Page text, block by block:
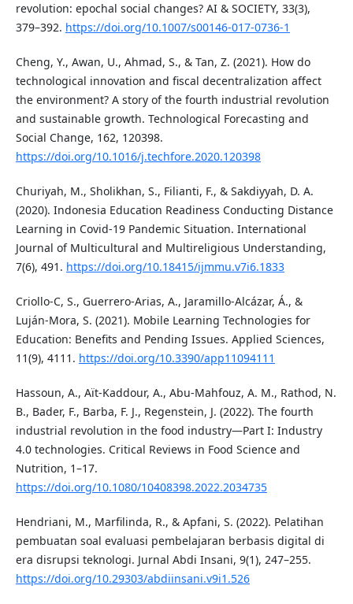
revolution: epochal social changes? AI & SOCIETY, 33(3),
379–392. https://doi.org/10.1007/s00146-017-0736-1
Cheng, Y., Awan, U., Ahmad, S., & Tan, Z. (2021). How do
technological innovation and fiscal decentralization affect
the environment? A story of the fourth industrial revolution
and sustainable growth. Technological Forecasting and
Social Change, 162, 120398.
https://doi.org/10.1016/j.techfore.2020.120398
Churiyah, M., Sholikhan, S., Filianti, F., & Sakdiyyah, D. A.
(2020). Indonesia Education Readiness Conducting Distance
Learning in Covid-19 Pandemic Situation. International
Journal of Multicultural and Multireligious Understanding,
7(6), 491. https://doi.org/10.18415/ijmmu.v7i6.1833
Criollo-C, S., Guerrero-Arias, A., Jaramillo-Alcázar, Á., &
Luján-Mora, S. (2021). Mobile Learning Technologies for
Education: Benefits and Pending Issues. Applied Sciences,
11(9), 4111. https://doi.org/10.3390/app11094111
Hassoun, A., Aït-Kaddour, A., Abu-Mahfouz, A. M., Rathod, N.
B., Bader, F., Barba, F. J., Regenstein, J. (2022). The fourth
industrial revolution in the food industry—Part I: Industry
4.0 technologies. Critical Reviews in Food Science and
Nutrition, 1–17.
https://doi.org/10.1080/10408398.2022.2034735
Hendriani, M., Marfilinda, R., & Apfani, S. (2022). Pelatihan
pembuatan soal evaluasi pembelajaran berbasis digital di
era disrupsi teknologi. Jurnal Abdi Insani, 9(1), 247–255.
https://doi.org/10.29303/abdiinsani.v9i1.526